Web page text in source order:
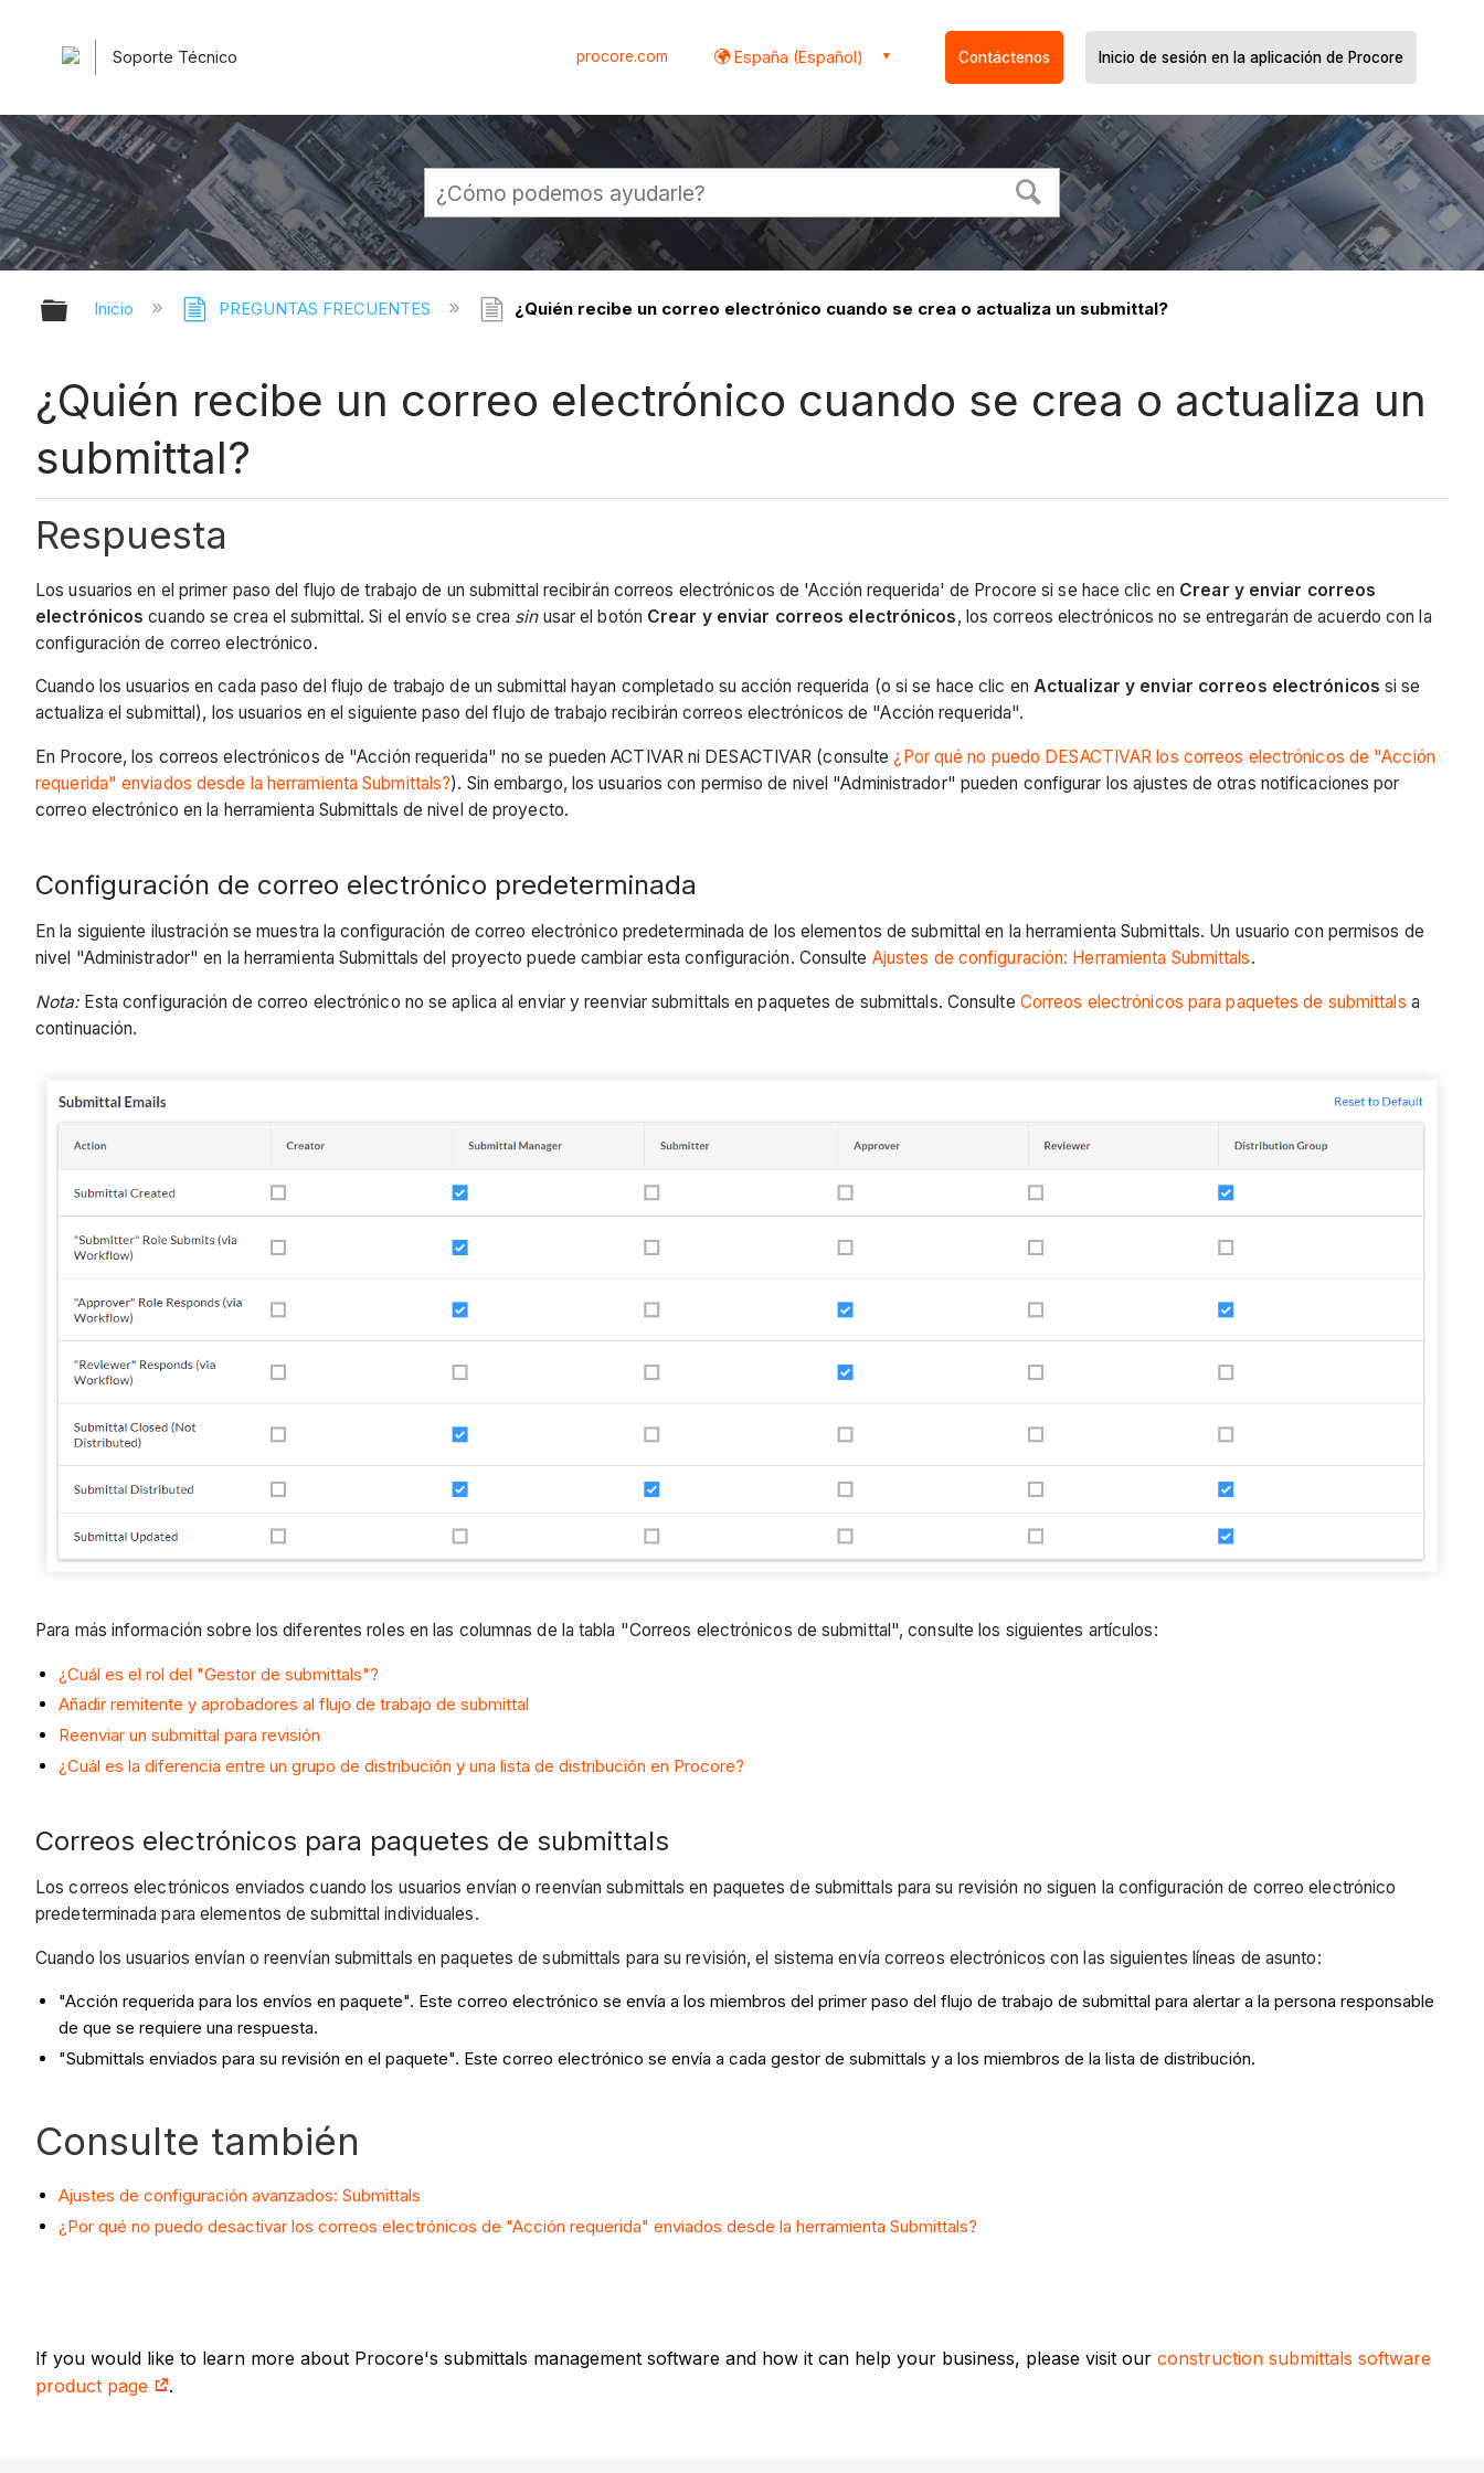
Soporte Técnico procore.com España (Español) Contáctenos Inicio de sesión en la aplicación de Procore
Expandir/contraer jerarquía global
Inicio PREGUNTAS FRECUENTES ¿Quién recibe un correo electrónico cuando se crea o actualiza un submittal?
¿Quién recibe un correo electrónico cuando se crea o actualiza un
submittal?
Respuesta
Los usuarios en el primer paso del flujo de trabajo de un submittal recibirán correos electrónicos de 'Acción requerida' de Procore si se hace clic en Crear y enviar correos
electrónicos cuando se crea el submittal. Si el envío se crea sin usar el botón Crear y enviar correos electrónicos, los correos electrónicos no se entregarán de acuerdo con la
configuración de correo electrónico.
Cuando los usuarios en cada paso del flujo de trabajo de un submittal hayan completado su acción requerida (o si se hace clic en Actualizar y enviar correos electrónicos si se
actualiza el submittal), los usuarios en el siguiente paso del flujo de trabajo recibirán correos electrónicos de "Acción requerida".
En Procore, los correos electrónicos de "Acción requerida" no se pueden ACTIVAR ni DESACTIVAR (consulte¿Por qué no puedo DESACTIVAR los correos electrónicos de "Acción
requerida" enviados desde la herramienta Submittals?). Sin embargo, los usuarios con permiso de nivel "Administrador" pueden configurar los ajustes de otras notificaciones por
correo electrónico en la herramienta Submittals de nivel de proyecto.
Configuración de correo electrónico predeterminada
En la siguiente ilustración se muestra la configuración de correo electrónico predeterminada de los elementos de submittal en la herramienta Submittals. Un usuario con permisos de
nivel "Administrador" en la herramienta Submittals del proyecto puede cambiar esta configuración. Consulte Ajustes de configuración: Herramienta Submittals.
Nota:Esta configuración de correo electrónico no se aplica al enviar y reenviar submittals en paquetes de submittals. Consulte Correos electrónicos para paquetes de submittals a
continuación.
Para más información sobre los diferentes roles en las columnas de la tabla "Correos electrónicos de submittal", consulte los siguientes artículos:
¿Cuál es el rol del "Gestor de submittals"?
Añadir remitente y aprobadores al flujo de trabajo de submittal
Reenviar un submittal para revisión
¿Cuál es la diferencia entre un grupo de distribución y una lista de distribución en Procore?
Correos electrónicos para paquetes de submittals
Los correos electrónicos enviados cuando los usuarios envían o reenvían submittals en paquetes de submittals para su revisión no siguen la configuración de correo electrónico
predeterminada para elementos de submittal individuales.
Cuando los usuarios envían o reenvían submittals en paquetes de submittals para su revisión, el sistema envía correos electrónicos con las siguientes líneas de asunto:
"Acción requerida para los envíos en paquete". Este correo electrónico se envía a los miembros del primer paso del flujo de trabajo de submittal para alertar a la persona responsable
de que se requiere una respuesta.
"Submittals enviados para su revisión en el paquete". Este correo electrónico se envía a cada gestor de submittals y a los miembros de la lista de distribución.
Consulte también
Ajustes de configuración avanzados: Submittals
¿Por qué no puedo desactivar los correos electrónicos de "Acción requerida" enviados desde la herramienta Submittals?
If you would like to learn more about Procore's submittals management software and how it can help your business, please visit our construction submittals software
product page
.